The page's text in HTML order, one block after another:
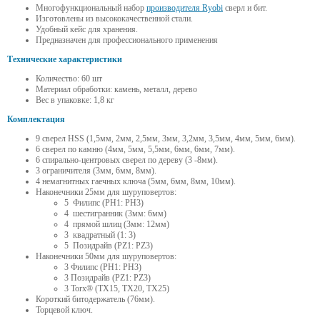
Многофункциональный набор производителя Ryobi сверл и бит.
Изготовлены из высококачественной стали.
Удобный кейс для хранения.
Предназначен для профессионального применения
Технические характеристики
Количество: 60 шт
Материал обработки: камень, металл, дерево
Вес в упаковке: 1,8 кг
Комплектация
9 сверел HSS (1,5мм, 2мм, 2,5мм, 3мм, 3,2мм, 3,5мм, 4мм, 5мм, 6мм).
6 сверел по камню (4мм, 5мм, 5,5мм, 6мм, 6мм, 7мм).
6 спирально-центровых сверел по дереву (3 -8мм).
3 ограничителя (3мм, 6мм, 8мм).
4 немагнитных гаечных ключа (5мм, 6мм, 8мм, 10мм).
Наконечники 25мм для шуруповертов:
5 Филипс (PH1: PH3)
4 шестигранник (3мм: 6мм)
4 прямой шлиц (3мм: 12мм)
3 квадратный (1: 3)
5 Позидрайв (PZ1: PZ3)
Наконечники 50мм для шуруповертов:
3 Филипс (PH1: PH3)
3 Позидрайв (PZ1: PZ3)
3 Torx® (TX15, TX20, TX25)
Короткий битодержатель (76мм).
Торцевой ключ.